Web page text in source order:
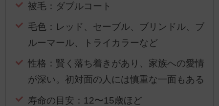
被毛：ダブルコート
毛色：レッド、セーブル、ブリンドル、ブ
ルーマール、トライカラーなど
性格：賢く落ち着きがあり、家族への愛情
が深い。初対面の人には慎重な一面もある
寿命の目安：12〜15歳ほど